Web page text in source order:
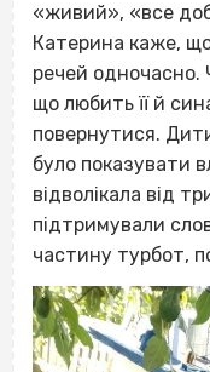
«живий», «все
Катерина каже,
речей одночасно.
що любить її й
повернутися.
було показувати
відволікала від
підтримували
частину турбот,